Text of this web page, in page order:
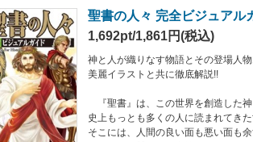
聖書の人々 完全ビジュアル
1,692pt/1,861円(税込)
神と人が織りなす物語とその登場人
美麗イラストと共に徹底解説!!
『聖書』は、この世界を創造した神
史上もっとも多くの人に読まれてき
そこには、人間の良い面も悪い面も